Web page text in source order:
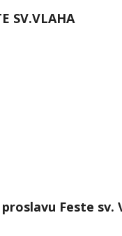
SV.VLAHA
proslavu Feste sv.